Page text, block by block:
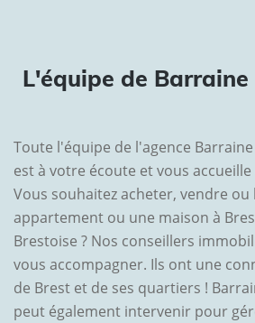
L'équipe de Barraine
Toute l'équipe de l'agence
est à votre écoute et vous
Vous souhaitez acheter, vendre ou
appartement ou une maison à
Brestoise ? Nos conseillers
vous accompagner. Ils ont une
de Brest et de ses quartiers !
peut également intervenir pour